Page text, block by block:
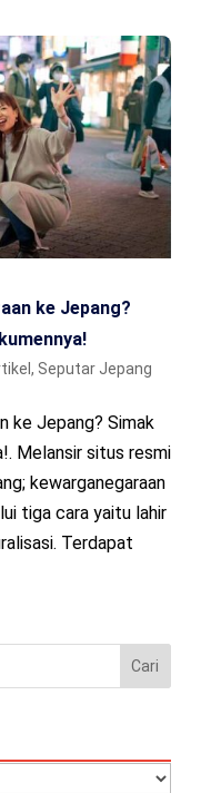
ke Jepang?
, Seputar Jepang
ke Jepang? Simak
Melansir situs resmi
kewarganegaraan
tiga cara yaitu lahir
Terdapat